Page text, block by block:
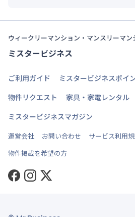
ウィークリーマンション・マンスリーマ
ミスタービジネス
ご利用ガイド
ミスタービジネスポイ
物件リクエスト
家具・家電レンタル
ミスタービジネスマガジン
運営会社 お問い合わせ サービス利用
物件掲載を希望の方
Facebook
Instagram
Twitter